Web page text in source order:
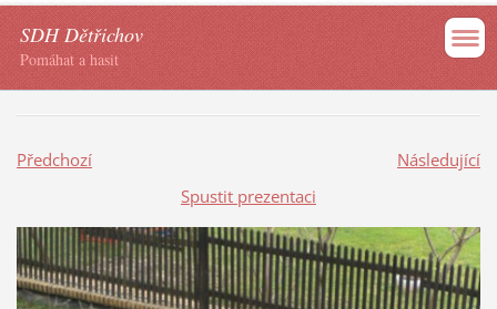
SDH Dětřichov
Pomáhat a hasit
Předchozí
Následující
Spustit prezentaci